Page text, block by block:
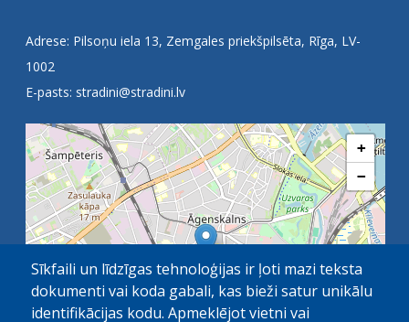
Adrese: Pilsoņu iela 13, Zemgales priekšpilsēta, Rīga, LV-
1002
E-pasts: stradini@stradini.lv
+
−
Sīkfaili un līdzīgas tehnoloģijas ir ļoti mazi teksta
dokumenti vai koda gabali, kas bieži satur unikālu
identifikācijas kodu. Apmeklējot vietni vai